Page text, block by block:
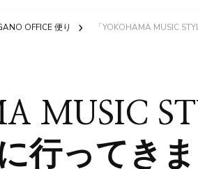
OFFICE 便り 「YOKOHAMA MUSIC
MUSIC
行ってきま